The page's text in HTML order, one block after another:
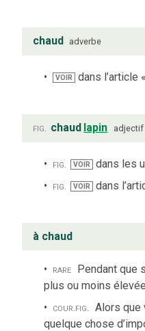
chaud adverbe
VOIR dans l’article
fig. chaud lapin adjectif
fig. VOIR dans les
fig.
VOIR dans
à chaud
rare Pendant que
plus ou moins
cour.fig. Alors que
quelque chose